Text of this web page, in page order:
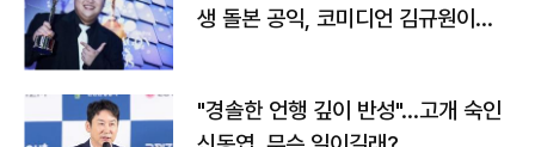
생 돌본 공익, 코미디언 김규원이었
"경솔한 언행 깊이 반성"…고개 숙인